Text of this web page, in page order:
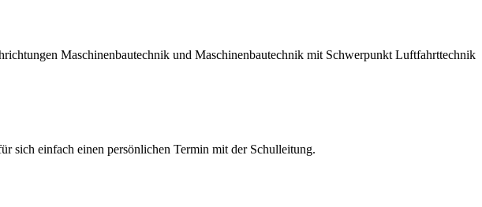
Maschinenbautechnik und Maschinenbautechnik mit Schwerpunkt Luftfahrttechnik
sich einfach einen persönlichen Termin mit der Schulleitung.